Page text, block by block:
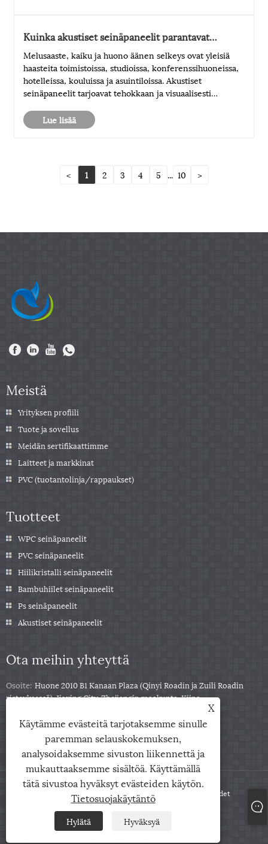
Kuinka akustiset seinäpaneelit parantavat
Melusaaste, kaiku ja huono äänen selkeys ovat yleisiä
haasteita toimistoissa, studioissa, konferenssihuoneissa,
hotelleissa, kouluissa ja asuintiloissa. Akustiset
seinäpaneelit tarjoavat tehokkaan ja visuaalisesti
ääniheijastuksia ja parantamalla a......
Lue lisää
< 1 2 3 4 5 ... 10 >
Meistä
Yrityksen profiili
Tuote ja sovellus
Meidän sertifikaattimme
Laitteet ja markkinat
PVC (tuotantolinja/rappaukset)
Tuotteet
WPC seinäpaneelit
PVC seinäpaneelit
Hiilikristalli seinäpaneelit
Bambuhiilet seinäpaneelit
Ps seinäpaneelit
Akustiset seinäpaneelit
Ota meihin yhteyttä
Osoite: Huone 2010 B1 Kanaan Plaza (Qinyi Roadin ja Zuili Roadin
risteyksessä), Jiaxing City, Zhejiangin maakunta, Kiina
Sähköposti:
Copyright © 2025 Zhejiang Arris IMP & EXP Co., Ltd. Kaikki oikeudet
Sitemap RSS XML Tietosuojakäytäntö
X
Käytämme evästeitä tarjotaksemme sinulle
paremman selauskokemuksen,
analysoidaksemme sivuston liikennettä ja
mukauttaaksemme sisältöä. Käyttämällä
tätä sivustoa hyväksyt evästeiden käytön.
Tietosuojakäytäntö
Hylätä Hyväksyä